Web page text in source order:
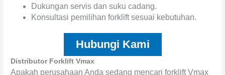
Dukungan servis dan suku cadang.
Konsultasi pemilihan forklift sesuai kebutuhan.
Hubungi Kami
Distributor Forklift Vmax
Apakah perusahaan Anda sedang mencari forklift Vmax